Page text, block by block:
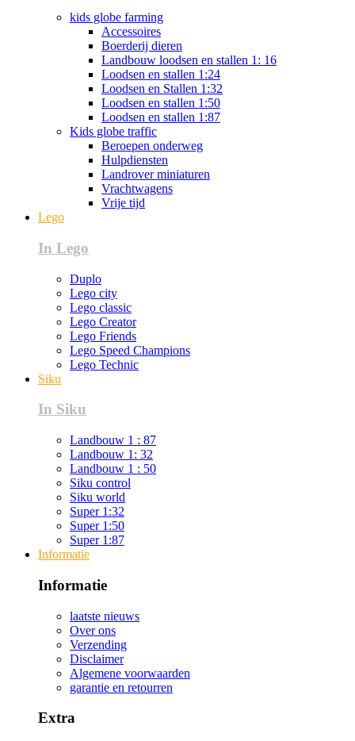
kids globe farming
Accessoires
Boerderij dieren
Landbouw loodsen en stallen 1: 16
Loodsen en stallen 1:24
Loodsen en Stallen 1:32
Loodsen en stallen 1:50
Loodsen en stallen 1:87
Kids globe traffic
Beroepen onderweg
Hulpdiensten
Landrover miniaturen
Vrachtwagens
Vrije tijd
Lego
In Lego
Duplo
Lego city
Lego classic
Lego Creator
Lego Friends
Lego Speed Champions
Lego Technic
Siku
In Siku
Landbouw 1 : 87
Landbouw 1: 32
Landbouw 1 : 50
Siku control
Siku world
Super 1:32
Super 1:50
Super 1:87
Informatie
Informatie
laatste nieuws
Over ons
Verzending
Disclaimer
Algemene voorwaarden
garantie en retourren
Extra